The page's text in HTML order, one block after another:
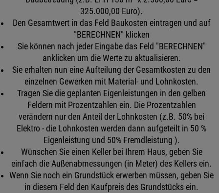
325.000,00 Euro).
Den Gesamtwert in das Feld Baukosten eintragen und auf
"BERECHNEN" klicken
Sie können nach jeder Eingabe das Feld "BERECHNEN"
anklicken um die Werte zu aktualisieren.
Sie erhalten nun eine Aufteilung der Gesamtkosten zu den
einzelnen Gewerken mit Material- und Lohnkosten.
Tragen Sie die geplanten Eigenleistungen in den gelben
Feldern mit Prozentzahlen ein. Die Prozentzahlen
verändern nur den Anteil der Lohnkosten (z.B. 50% bei
Elektro - die Lohnkosten werden dann aufgeteilt in 50 %
Eigenleistung und 50% Fremdleistung ).
Wünschen Sie einen Keller bei Ihrem Haus, geben Sie
einfach die Außenabmessungen (in Meter) des Kellers ein.
Wenn Sie noch ein Grundstück erwerben müssen, geben Sie
in diesem Feld den Kaufpreis des Grundstücks ein.